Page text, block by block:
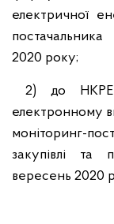
електричної
2020 року;
2) до
електронному
моніторинг-
закупівлі та
вересень 2020